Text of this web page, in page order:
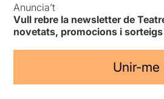
Anuncia’t
Vull rebre la newsletter de
novetats, promocions i sorteigs
Unir-me